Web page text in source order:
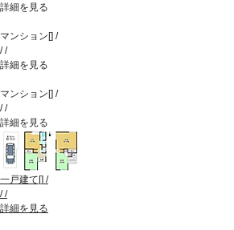
詳細を見る
マンション[] /
//
詳細を見る
マンション[] /
//
詳細を見る
一戸建て[] /
//
詳細を見る